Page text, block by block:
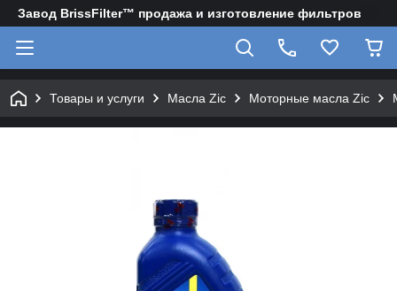
Завод BrissFilter™ продажа и изготовление фильтров
Товары и услуги Масла Zic Моторные масла Zic